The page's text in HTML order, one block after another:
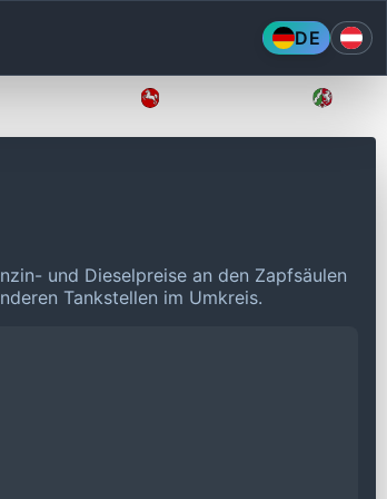
DE
und Dieselpreise an den Zapfsäulen
Tankstellen im Umkreis.